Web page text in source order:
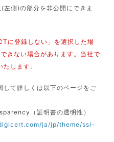
左側)の部分を非公開にできま
に登録しない」を選択した場
きない場合があります。当社で
します。
て詳しくは以下のページをご
（証明書の透明性）
ja/jp/theme/ssl-